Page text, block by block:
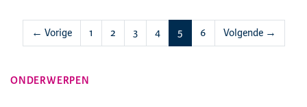
← Vorige 1 2 3 4 5(huidige)
6 Volgende →
ONDERWERPEN